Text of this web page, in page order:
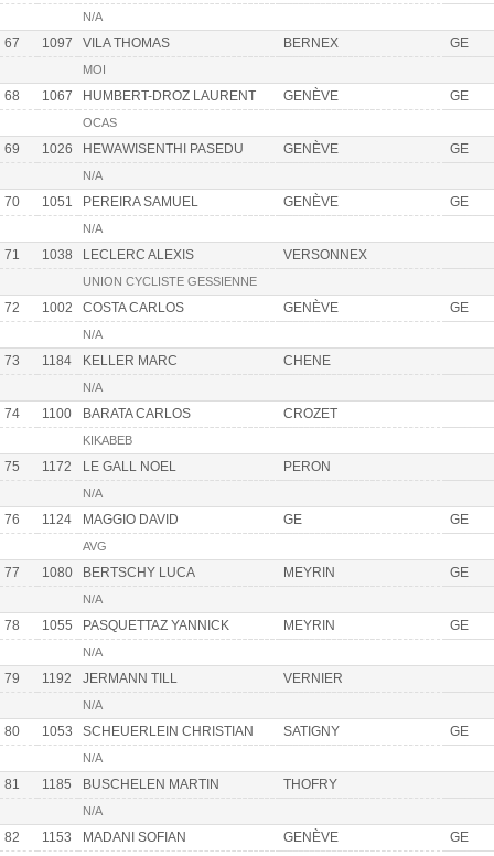
N/A
67 1097 VILA THOMAS BERNEX GE
MOI
68 1067 HUMBERT-DROZ LAURENT GENÈVE GE
OCAS
69 1026 HEWAWISENTHI PASEDU GENÈVE GE
N/A
70 1051 PEREIRA SAMUEL GENÈVE GE
N/A
71 1038 LECLERC ALEXIS VERSONNEX
UNION CYCLISTE GESSIENNE
72 1002 COSTA CARLOS GENÈVE GE
N/A
73 1184 KELLER MARC CHENE
N/A
74 1100 BARATA CARLOS CROZET
KIKABEB
75 1172 LE GALL NOEL PERON
N/A
76 1124 MAGGIO DAVID GE GE
AVG
77 1080 BERTSCHY LUCA MEYRIN GE
N/A
78 1055 PASQUETTAZ YANNICK MEYRIN GE
N/A
79 1192 JERMANN TILL VERNIER
N/A
80 1053 SCHEUERLEIN CHRISTIAN SATIGNY GE
N/A
81 1185 BUSCHELEN MARTIN THOFRY
N/A
82 1153 MADANI SOFIAN GENÈVE GE